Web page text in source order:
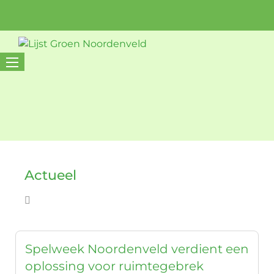
Actueel
Spelweek Noordenveld verdient een
oplossing voor ruimtegebrek